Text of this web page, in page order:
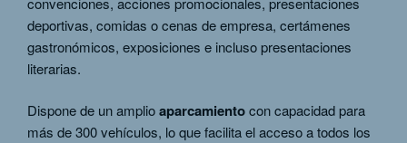
deportivas, comidas o cenas de empresa, certámenes
gastronómicos, exposiciones e incluso presentaciones
literarias.
Dispone de un amplioaparcamientocon capacidad para
más de 300 vehículos, lo que facilita el acceso a todos los